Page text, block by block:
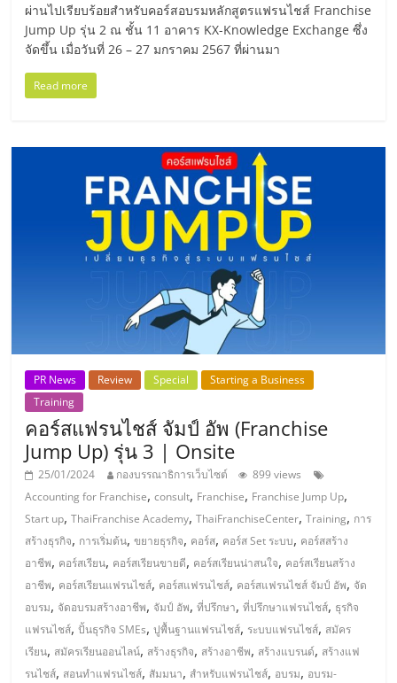
ลงทุน
น้อย
คืน
ทุน
ไว,
ศูนย์
รวม
แฟ
รน
ไชส์
พร้อม
ทำเล
สำหรับ
เปิด
ร้าน
ปรึกษา
ฟรี,
บริการ
พัฒนา
ระบบ
แฟ
ผ่านไปเรียบร้อยสำหรับคอร์สอบรมหลักสูตรแฟรนไชส์ Franchise
Jump Up รุ่น 2 ณ ชั้น 11 อาคาร KX-Knowledge Exchange ซึ่ง
จัดขึ้น เมื่อวันที่ 26 – 27 มกราคม 2567 ที่ผ่านมา
Read more
PR News Review Special
Starting a Business
Training
คอร์สแฟรนไชส์ จัมป์ อัพ (Franchise
Jump Up) รุ่น 3 | Onsite
25/01/2024 กองบรรณาธิการเว็บไซต์
899 views
Accounting for Franchise,consult, Franchise, Franchise Jump Up,
Start up,ThaiFranchise Academy,ThaiFranchiseCenter,Training, การ
สร้างธุรกิจ, การเริ่มต้น,ขยายธุรกิจ, คอร์ส, คอร์ส Set ระบบ, คอร์สสร้าง
อาชีพ, คอร์สเรียน, คอร์สเรียนขายดี, คอร์สเรียนน่าสนใจ, คอร์สเรียนสร้าง
อาชีพ, คอร์สเรียนแฟรนไชส์, คอร์สแฟรนไชส์, คอร์สแฟรนไชส์ จัมป์ อัพ, จัด
อบรม, จัดอบรมสร้างอาชีพ, จัมป์ อัพ,ที่ปรึกษา,ที่ปรึกษาแฟรนไชส์, ธุรกิจ
แฟรนไชส์,ปั้นธุรกิจ SMEs,ปูพื้นฐานแฟรนไชส์, ระบบแฟรนไชส์, สมัคร
เรียน, สมัครเรียนออนไลน์, สร้างธุรกิจ, สร้างอาชีพ, สร้างแบรนด์, สร้างแฟ
รนไชส์, สอนทำแฟรนไชส์, สัมมนา, สำหรับแฟรนไชส์, อบรม, อบรม-